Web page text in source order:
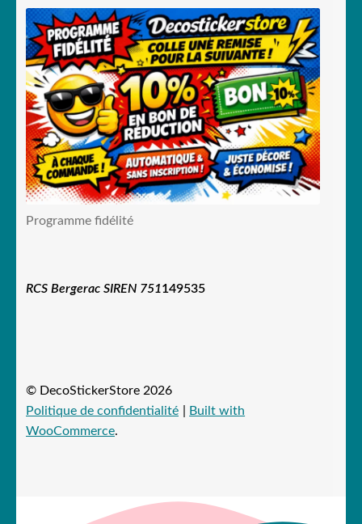
Programme fidélité
RCS Bergerac SIREN 751149535
© DecoStickerStore 2026
Politique de confidentialité
Built with
WooCommerce.